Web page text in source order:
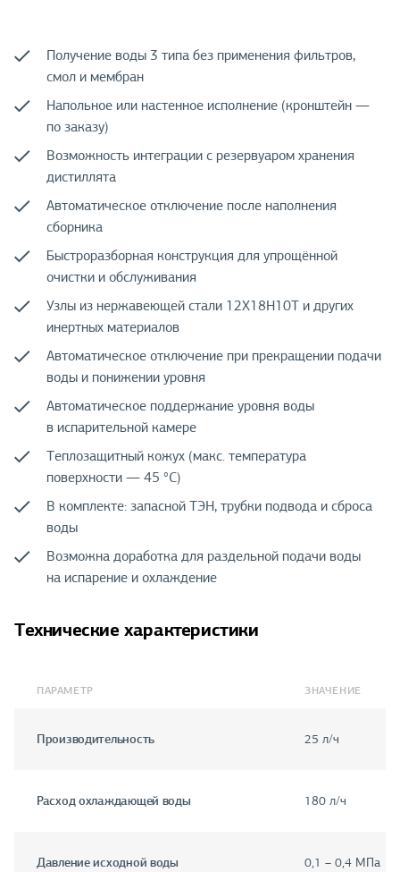
Получение воды 3 типа без применения фильтров,
смол и мембран
Напольное или настенное исполнение (кронштейн —
по заказу)
Возможность интеграции с резервуаром хранения
дистиллята
Автоматическое отключение после наполнения
сборника
Быстроразборная конструкция для упрощённой
очистки и обслуживания
Узлы из нержавеющей стали 12Х18Н10Т и других
инертных материалов
Автоматическое отключение при прекращении подачи
воды и понижении уровня
Автоматическое поддержание уровня воды
в испарительной камере
Теплозащитный кожух (макс. температура
поверхности — 45 °С)
В комплекте: запасной ТЭН, трубки подвода и сброса
воды
Возможна доработка для раздельной подачи воды
на испарение и охлаждение
Технические характеристики
ПАРАМЕТР ЗНАЧЕНИЕ
Производительность 25 л/ч
Расход охлаждающей воды 180 л/ч
Давление исходной воды 0,1 – 0,4 МПа